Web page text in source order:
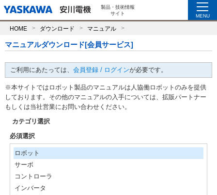
製品・技術情報
サイト
MENU
HOME ダウンロード マニュアル
マニュアルダウンロード[会員サービス]
ご利用にあたっては、 会員登録 / ログインが必要です。
※本サイトではロボット製品のマニュアルは人協働ロボットのみを提供
しております。その他のマニュアルの入手については、拡販パートナー
もしくは当社営業にお問い合わせください。
カテゴリ選択
必須選択
ロボット
サーボ
コントローラ
インバータ